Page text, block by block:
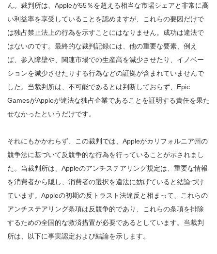
ん。裁判所は、Appleが55％を超える相当な市場シェアと非常に高
い利益率を享受していることを認めますが、これらの要因だけで
は独占禁止法上の行為を示すことにはなりません。成功は違法で
はないのです。最終的な裁判記録には、他の重要な要素、例え
ば、参入障壁や、関連市場での生産高を減少させたり、イノベー
ションを減少させたりする行為などの証拠が含まれていませんで
した。当裁判所は、不可能であるとは判断しておらず、Epic
GamesがAppleが違法な独占企業であることを証明する責任を果た
せなかったというだけです。
それにもかかわらず、この裁判では、Appleがカリフォルニア州の
競争法に基づいて反競争的な行為を行っていることが示されまし
た。当裁判所は、Appleのアンチステアリング規定は、重要な情報
を消費者から隠し、消費者の選択を違法に妨げていると結論づけ
ています。Appleの初期の反トラスト法違反と相まって、これらの
アンチステアリング条項は反競争的であり、これらの条項を排除
するための全国的な救済措置が必要であるとしています。当裁判
所は、以下に事実認定および結論を示します。